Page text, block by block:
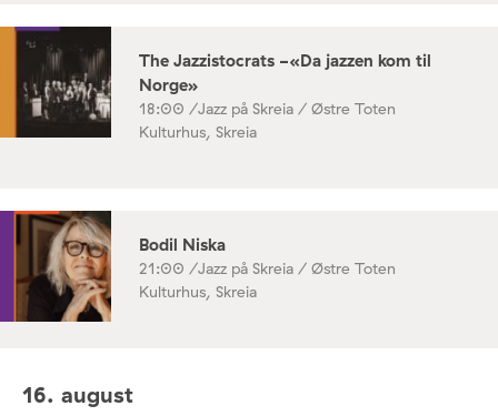
The Jazzistocrats -«Da jazzen kom til
Norge»
18:00 /Jazz på Skreia / Østre Toten
Kulturhus, Skreia
Bodil Niska
21:00 /Jazz på Skreia / Østre Toten
Kulturhus, Skreia
16. august